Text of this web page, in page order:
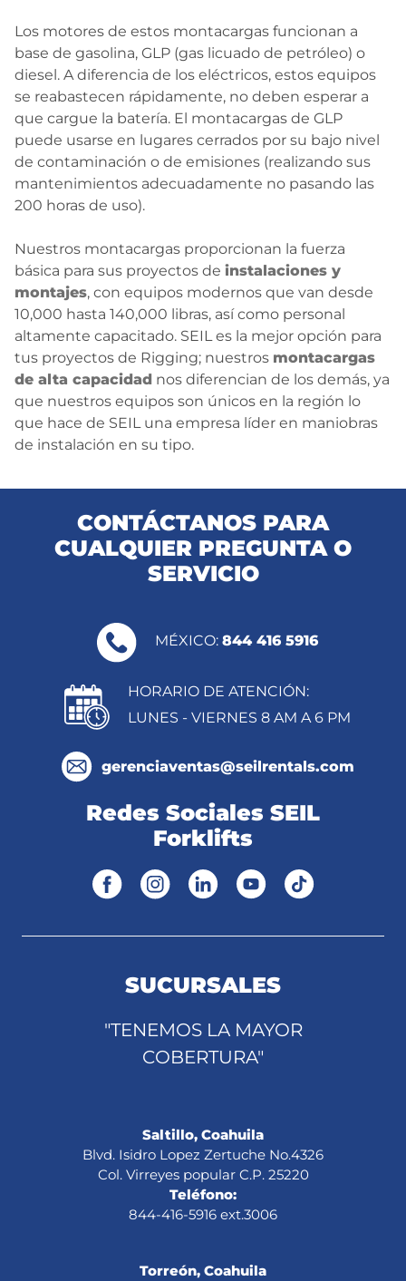
Los motores de estos montacargas funcionan a
base de gasolina, GLP (gas licuado de petróleo) o
diesel. A diferencia de los eléctricos, estos equipos
se reabastecen rápidamente, no deben esperar a
que cargue la batería. El montacargas de GLP
puede usarse en lugares cerrados por su bajo nivel
de contaminación o de emisiones (realizando sus
mantenimientos adecuadamente no pasando las
200 horas de uso).
Nuestros montacargas proporcionan la fuerza
básica para sus proyectos de instalaciones y
montajes, con equipos modernos que van desde
10,000 hasta 140,000 libras, así como personal
altamente capacitado. SEIL es la mejor opción para
tus proyectos de Rigging; nuestros montacargas
de alta capacidad nos diferencian de los demás, ya
que nuestros equipos son únicos en la región lo
que hace de SEIL una empresa líder en maniobras
de instalación en su tipo.
CONTÁCTANOS PARA
CUALQUIER PREGUNTA O
SERVICIO
MÉXICO: 844 416 5916
HORARIO DE ATENCIÓN:
LUNES - VIERNES 8 AM A 6 PM
gerenciaventas@seilrentals.com
Redes Sociales SEIL
Forklifts
SUCURSALES
"TENEMOS LA MAYOR
COBERTURA"
Saltillo, Coahuila
Blvd. Isidro Lopez Zertuche No.4326
Col. Virreyes popular C.P. 25220
Teléfono:
844-416-5916 ext.3006
Torreón, Coahuila